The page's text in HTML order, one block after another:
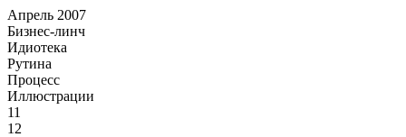
Апрель 2007
Бизнес-линч
Идиотека
Рутина
Процесс
Иллюстрации
11
12